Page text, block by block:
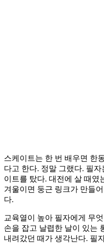
스케이트는 한 번 배우면 한
다고 한다. 정말 그랬다. 필
이트를 탔다. 대전에 살 때였
겨울이면 둥근 링크가 만들
다.
교육열이 높아 필자에게 무
손을 잡고 날렵한 날이 있는
내려갔던 때가 생각난다. 필